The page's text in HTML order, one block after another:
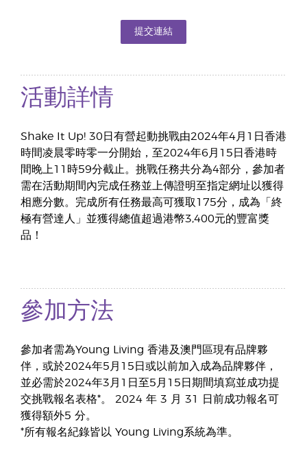
提交連結
活動詳情
Shake It Up! 30日有營起動挑戰由2024年4月1日香港
時間凌晨零時零一分開始，至2024年6月15日香港時
間晚上11時59分截止。挑戰任務共分為4部分，參加者
需在活動期間內完成任務並上傳證明至指定網址以獲得
相應分數。完成所有任務最高可獲取175分，成為「終
極有營達人」並獲得總值超過港幣3,400元的豐富獎
品！
參加方法
參加者需為Young Living 香港及澳門區現有品牌夥
伴，或於2024年5月15日或以前加入成為品牌夥伴，
並必需於2024年3月1日至5月15日期間填寫並成功提
交挑戰報名表格*。 2024 年 3 月 31 日前成功報名可
獲得額外5 分。
*所有報名紀錄皆以 Young Living系統為準。